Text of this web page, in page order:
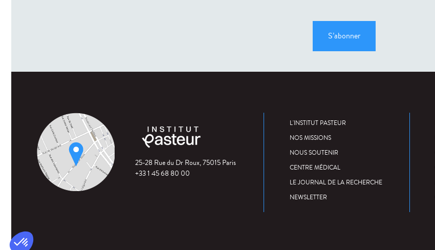
S’abonner
25-28 Rue du Dr Roux, 75015 Paris
+33 1 45 68 80 00
L'INSTITUT PASTEUR
NOS MISSIONS
NOUS SOUTENIR
CENTRE MÉDICAL
LE JOURNAL DE LA RECHERCHE
NEWSLETTER